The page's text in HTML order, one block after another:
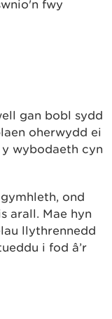
fwy
gan bobl sydd
oherwydd ei
wybodaeth cyn
ond
arall. Mae hyn
llythrennedd
i fod â’r